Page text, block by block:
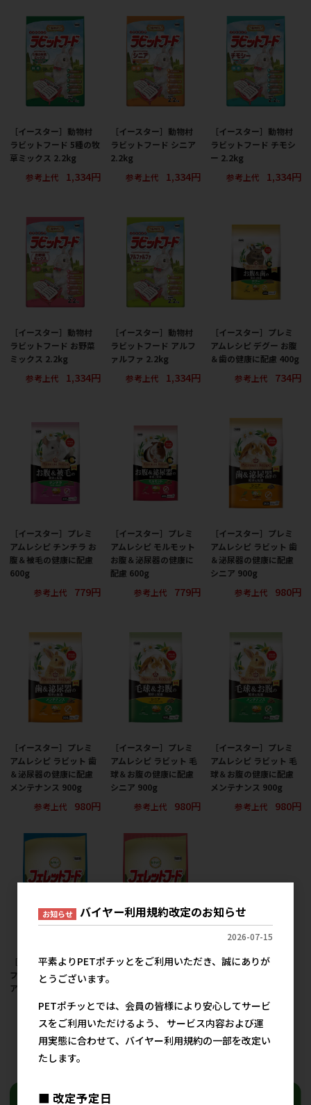
［イースター］動物村
ラビットフード 5種の牧
草ミックス 2.2kg
参考上代
1,334円
［イースター］動物村
ラビットフード シニア
2.2kg
参考上代
1,334円
［イースター］動物村
ラビットフード チモシ
ー 2.2kg
参考上代
1,334円
［イースター］動物村
ラビットフード お野菜
ミックス 2.2kg
参考上代
1,334円
［イースター］動物村
ラビットフード アルフ
ァルファ 2.2kg
参考上代
1,334円
［イースター］プレミ
アムレシピ デグー お腹
＆歯の健康に配慮 400g
参考上代
734円
［イースター］プレミ
アムレシピ チンチラ お
腹＆被毛の健康に配慮
600g
参考上代
779円
［イースター］プレミ
アムレシピ モルモット
お腹＆泌尿器の健康に
配慮 600g
参考上代
779円
［イースター］プレミ
アムレシピ ラビット 歯
＆泌尿器の健康に配慮
シニア 900g
参考上代
980円
［イースター］プレミ
アムレシピ ラビット 歯
＆泌尿器の健康に配慮
メンテナンス 900g
参考上代
980円
［イースター］プレミ
アムレシピ ラビット 毛
球＆お腹の健康に配慮
シニア 900g
参考上代
980円
［イースター］プレミ
アムレシピ ラビット 毛
球＆お腹の健康に配慮
メンテナンス 900g
参考上代
980円
［イースター］動物村
フェレットフード シニ
ア 1.5kg(250g×6袋)
参考上代 1,890円
［イースター］動物村
1.5kg(250g×6袋)
参考上代
1,890円
お知らせ バイヤー利用規約改定のお知らせ
2026-07-15
平素よりPETポチッとをご利用いただき、誠にありが
とうございます。
PETポチッとでは、会員の皆様により安心してサービ
スをご利用いただけるよう、 サービス内容および運
用実態に合わせて、バイヤー利用規約の一部を改定い
たします。
■ 改定予定日